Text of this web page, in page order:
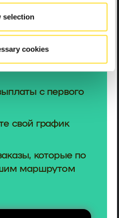
selection
cookies
свободному
стабильным
с первого
свой график
которые по
маршрутом